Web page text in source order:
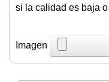
si la calidad es baja
Imagen